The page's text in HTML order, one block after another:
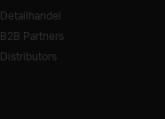
Detailhandel
B2B Partners
Distributors